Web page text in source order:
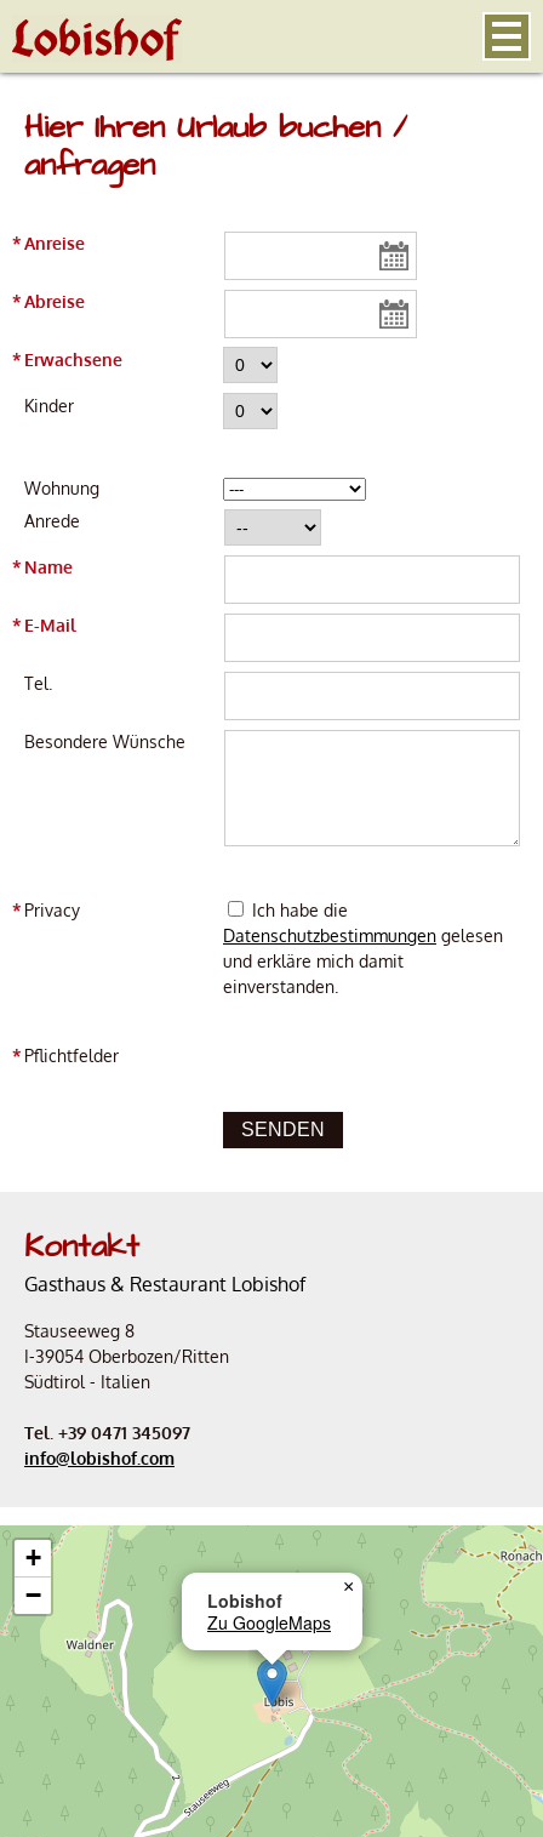
Hier Ihren Urlaub buchen /
anfragen
*Anreise
*Abreise
* Erwachsene
Kinder
Wohnung
Anrede
* Name
* E-Mail
Tel.
Besondere Wünsche
* Privacy
Ich habe die
Datenschutzbestimmungen gelesen
und erkläre mich damit
einverstanden.
* Pflichtfelder
Kontakt
Gasthaus & Restaurant Lobishof
Stauseeweg 8
I-39054 Oberbozen/Ritten
Südtirol - Italien
Tel. +39 0471 345097
info@lobishof.com
Lobishof
Zu GoogleMaps
×
+
−